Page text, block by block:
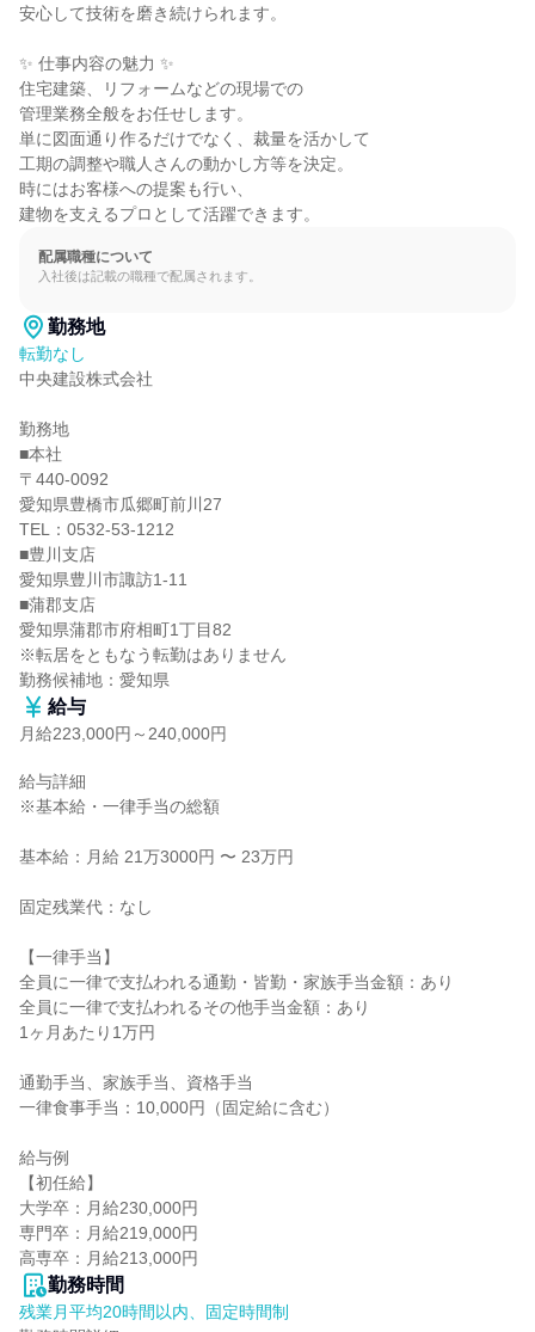
安心して技術を磨き続けられます。
✨ 仕事内容の魅力 ✨
住宅建築、リフォームなどの現場での
管理業務全般をお任せします。
単に図面通り作るだけでなく、裁量を活かして
工期の調整や職人さんの動かし方等を決定。
時にはお客様への提案も行い、
建物を支えるプロとして活躍できます。
配属職種について
入社後は記載の職種で配属されます。
勤務地
転勤なし
中央建設株式会社
勤務地
■本社
〒440-0092
愛知県豊橋市瓜郷町前川27
TEL：0532-53-1212
■豊川支店
愛知県豊川市諏訪1-11
■蒲郡支店
愛知県蒲郡市府相町1丁目82
※転居をともなう転勤はありません
勤務候補地：愛知県
給与
月給223,000円～240,000円
給与詳細
※基本給・一律手当の総額
基本給：月給 21万3000円 〜 23万円
固定残業代：なし
【一律手当】
全員に一律で支払われる通勤・皆勤・家族手当金額：あり
全員に一律で支払われるその他手当金額：あり
1ヶ月あたり1万円
通勤手当、家族手当、資格手当
一律食事手当：10,000円（固定給に含む）
給与例
【初任給】
大学卒：月給230,000円
専門卒：月給219,000円
高専卒：月給213,000円
勤務時間
残業月平均20時間以内、固定時間制